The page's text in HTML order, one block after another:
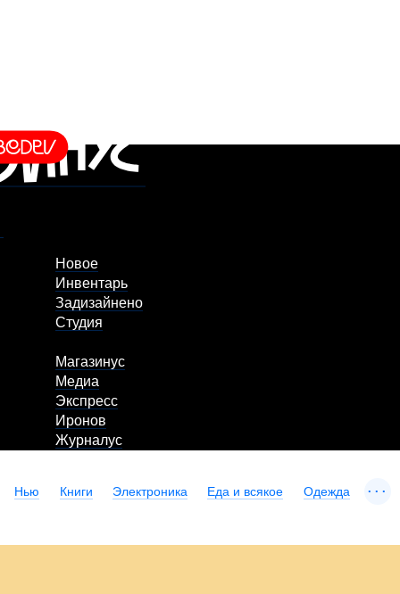
Новое
Инвентарь
Задизайнено
Студия
Магазинус
Медиа
Экспресс
Иронов
Журналус
Нью Книги Электроника Еда и всякое Одежда ...